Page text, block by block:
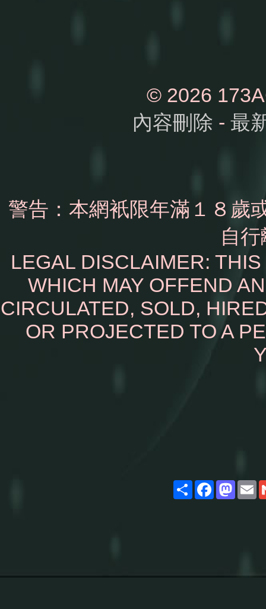
© 2026
內容刪除 - 最
警告：本網衹限年滿１８歲
自
LEGAL DISCLAIMER:
WHICH MAY OFFEND
CIRCULATED, SOLD,
OR PROJECTED TO A
ShareFacebook